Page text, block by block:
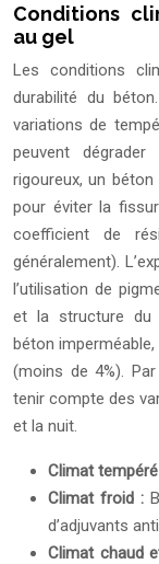
Conditions
au gel
Les conditions
durabilité du
variations de
peuvent
rigoureux, un
pour éviter la
coefficient de
généralement).
l’utilisation de
et la structure du
béton imperméable,
(moins de 4%).
tenir compte des
et la nuit.
Climat
Climat froid :
d’adjuvants
Climat chaud